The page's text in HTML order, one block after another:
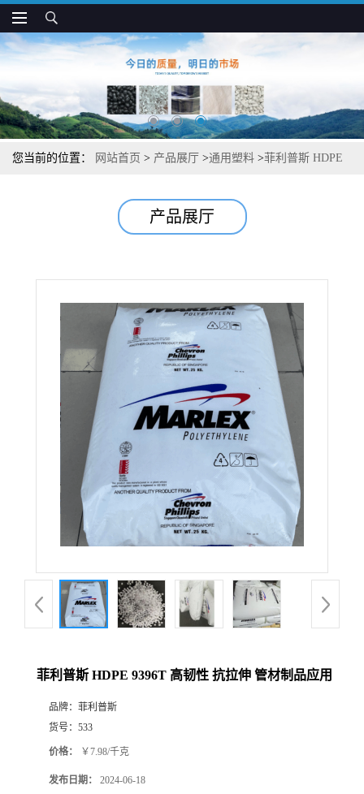
您当前的位置： 网站首页 > 产品展厅 >通用塑料 >菲利普斯 HDPE
产品展厅
菲利普斯 HDPE 9396T 高韧性 抗拉伸 管材制品应用
品牌： 菲利普斯
货号： 533
价格： ￥7.98/千克
发布日期： 2024-06-18